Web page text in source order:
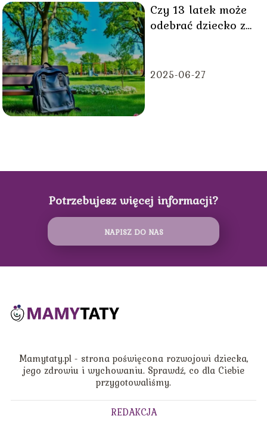
Czy 13 latek może
odebrać dziecko z
2025-06-27
Potrzebujesz więcej informacji?
NAPISZ DO NAS
Mamytaty.pl - strona poświęcona rozwojowi dziecka,
jego zdrowiu i wychowaniu. Sprawdź, co dla Ciebie
przygotowaliśmy.
REDAKCJA